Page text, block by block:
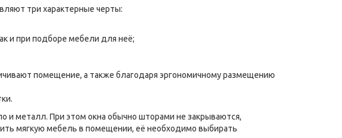
три характерные черты:
и при подборе мебели для неё;
помещение, а также благодаря эргономичному размещению
и металл. При этом окна обычно шторами не закрываются,
мягкую мебель в помещении, её необходимо выбирать